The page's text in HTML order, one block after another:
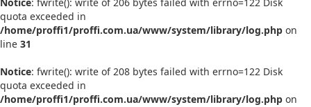
quota exceeded in
/home/proffi1/proffi.com.ua/www/system/library/log.php on
line 31
Notice: fwrite(): write of 208 bytes failed with errno=122 Disk
quota exceeded in
/home/proffi1/proffi.com.ua/www/system/library/log.php on